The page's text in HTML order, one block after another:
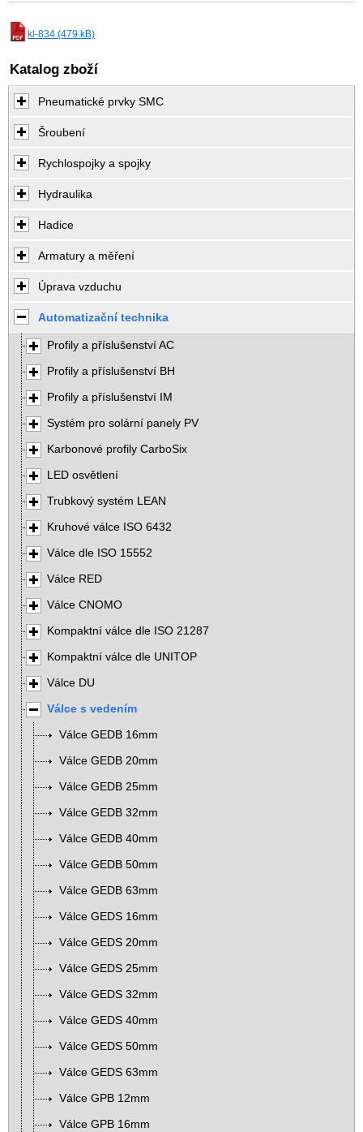
kl-834 (479 kB)
Katalog zboží
Pneumatické prvky SMC
Šroubení
Rychlospojky a spojky
Hydraulika
Hadice
Armatury a měření
Úprava vzduchu
Automatizační technika
Profily a příslušenství AC
Profily a příslušenství BH
Profily a příslušenství IM
Systém pro solární panely PV
Karbonové profily CarboSix
LED osvětlení
Trubkový systém LEAN
Kruhové válce ISO 6432
Válce dle ISO 15552
Válce RED
Válce CNOMO
Kompaktní válce dle ISO 21287
Kompaktní válce dle UNITOP
Válce DU
Válce s vedením
Válce GEDB 16mm
Válce GEDB 20mm
Válce GEDB 25mm
Válce GEDB 32mm
Válce GEDB 40mm
Válce GEDB 50mm
Válce GEDB 63mm
Válce GEDS 16mm
Válce GEDS 20mm
Válce GEDS 25mm
Válce GEDS 32mm
Válce GEDS 40mm
Válce GEDS 50mm
Válce GEDS 63mm
Válce GPB 12mm
Válce GPB 16mm